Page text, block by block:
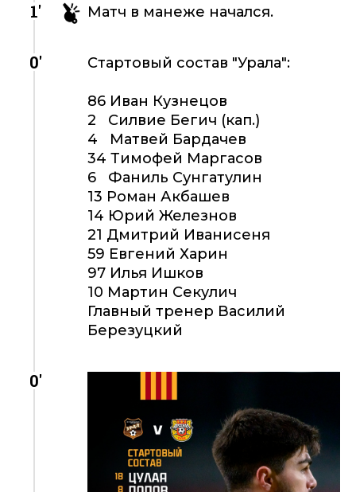
1' Матч в манеже начался.
0' Стартовый состав "Урала":
86 Иван Кузнецов
2 Силвие Бегич (кап.)
4 Матвей Бардачев
34 Тимофей Маргасов
6 Фаниль Сунгатулин
13 Роман Акбашев
14 Юрий Железнов
21 Дмитрий Иванисеня
59 Евгений Харин
97 Илья Ишков
10 Мартин Секулич
Главный тренер Василий
Березуцкий
0'